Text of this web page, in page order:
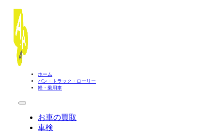
ホーム
バン・トラック・ローリー
軽・乗用車
お車の買取
車検